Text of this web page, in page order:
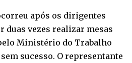
após os dirigentes
vezes realizar mesas
Ministério do Trabalho
sucesso. O representante